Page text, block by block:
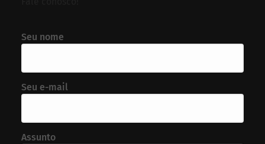
Seu nome
Seu e-mail
Assunto